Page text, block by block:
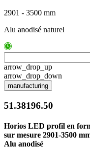
2901 - 3500 mm
Alu anodisé naturel
arrow_drop_up
arrow_drop_down
manufacturing
51.38196.50
Horios LED profil en
sur mesure 2901-3500
Alu anodisé